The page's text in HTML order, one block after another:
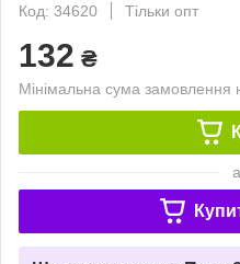
Код: 34620
Тільки опт
132 ₴
Мінімальна сума замовлення